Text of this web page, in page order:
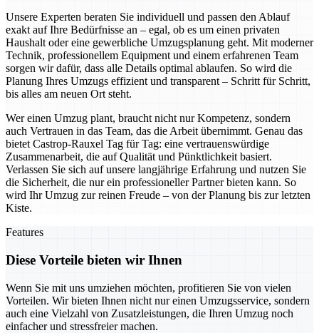
Unsere Experten beraten Sie individuell und passen den Ablauf
exakt auf Ihre Bedürfnisse an – egal, ob es um einen privaten
Haushalt oder eine gewerbliche Umzugsplanung geht. Mit moderner
Technik, professionellem Equipment und einem erfahrenen Team
sorgen wir dafür, dass alle Details optimal ablaufen. So wird die
Planung Ihres Umzugs effizient und transparent – Schritt für Schritt,
bis alles am neuen Ort steht.
Wer einen Umzug plant, braucht nicht nur Kompetenz, sondern
auch Vertrauen in das Team, das die Arbeit übernimmt. Genau das
bietet Castrop-Rauxel Tag für Tag: eine vertrauenswürdige
Zusammenarbeit, die auf Qualität und Pünktlichkeit basiert.
Verlassen Sie sich auf unsere langjährige Erfahrung und nutzen Sie
die Sicherheit, die nur ein professioneller Partner bieten kann. So
wird Ihr Umzug zur reinen Freude – von der Planung bis zur letzten
Kiste.
Features
Diese Vorteile bieten wir Ihnen
Wenn Sie mit uns umziehen möchten, profitieren Sie von vielen
Vorteilen. Wir bieten Ihnen nicht nur einen Umzugsservice, sondern
auch eine Vielzahl von Zusatzleistungen, die Ihren Umzug noch
einfacher und stressfreier machen.